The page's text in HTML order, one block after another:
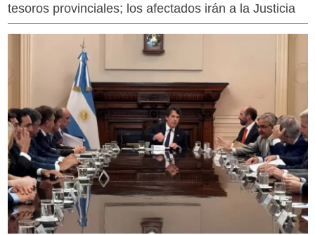
tesoros provinciales; los afectados irán a la Justicia